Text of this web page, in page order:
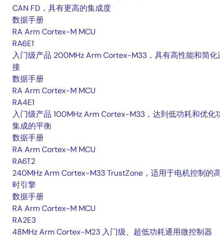
CAN FD，具有更高的集成度
数据手册
RA Arm Cortex-M MCU
RA6E1
入门级产品 200MHz Arm Cortex-M33，具有高性能和简化
接
数据手册
RA Arm Cortex-M MCU
RA4E1
入门级产品 100MHz Arm Cortex-M33，达到低功耗和优化
集成的平衡
数据手册
RA Arm Cortex-M MCU
RA6T2
240MHz Arm Cortex-M33 TrustZone，适用于电机控制的
时引擎
数据手册
RA Arm Cortex-M MCU
RA2E3
48MHz Arm Cortex-M23 入门级、超低功耗通用微控制器